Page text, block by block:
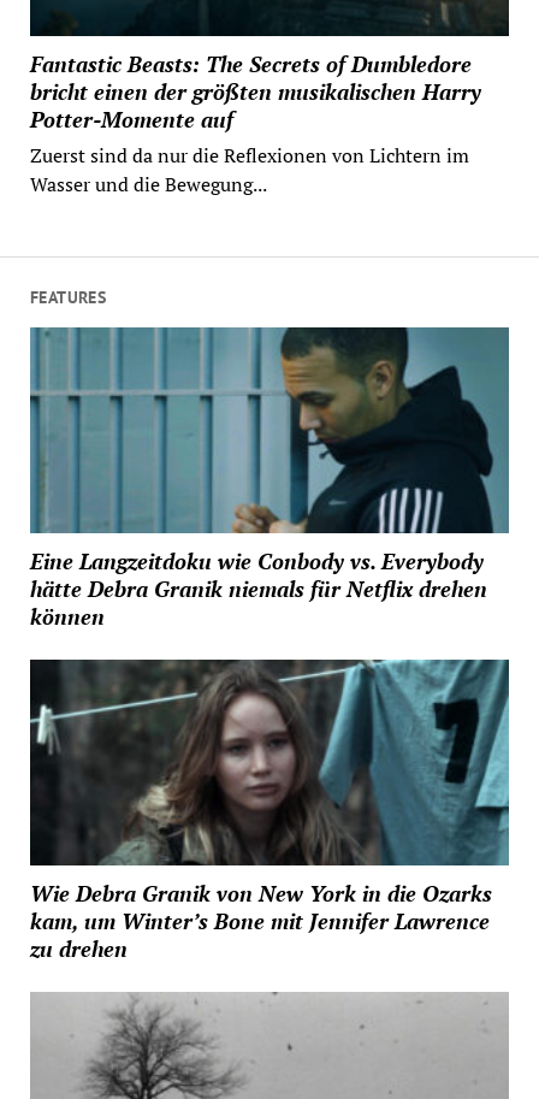
Fantastic Beasts: The Secrets of Dumbledore
bricht einen der größten musikalischen Harry
Potter-Momente auf
Zuerst sind da nur die Reflexionen von Lichtern im
Wasser und die Bewegung...
FEATURES
Eine Langzeitdoku wie Conbody vs. Everybody
hätte Debra Granik niemals für Netflix drehen
können
Wie Debra Granik von New York in die Ozarks
kam, um Winter’s Bone mit Jennifer Lawrence
zu drehen